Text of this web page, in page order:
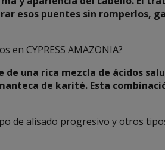
esos puentes sin romperlos,
en CYPRESS AMAZONIA?
de una rica mezcla de ácidos
de karité. Esta
de alisado progresivo y otros